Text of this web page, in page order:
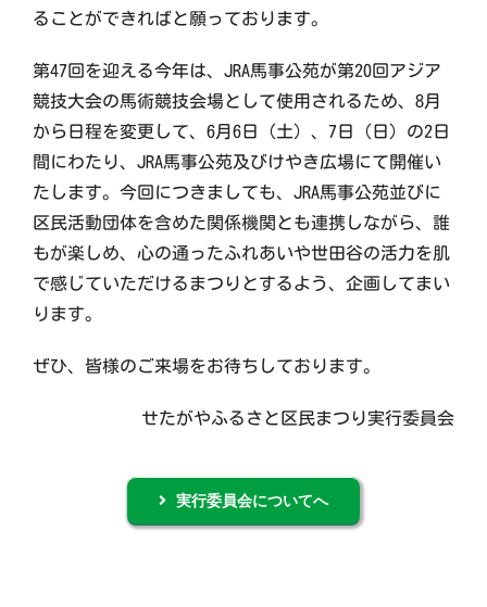
ることができればと願っております。
第47回を迎える今年は、JRA馬事公苑が第20回アジア
競技大会の馬術競技会場として使用されるため、8月
から日程を変更して、6月6日（土）、7日（日）の2日
間にわたり、JRA馬事公苑及びけやき広場にて開催い
たします。今回につきましても、JRA馬事公苑並びに
区民活動団体を含めた関係機関とも連携しながら、誰
もが楽しめ、心の通ったふれあいや世田谷の活力を肌
で感じていただけるまつりとするよう、企画してまい
ります。
ぜひ、皆様のご来場をお待ちしております。
せたがやふるさと区民まつり実行委員会
実行委員会についてへ